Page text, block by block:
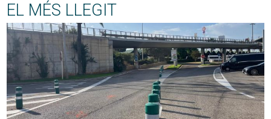
EL MÉS LLEGIT